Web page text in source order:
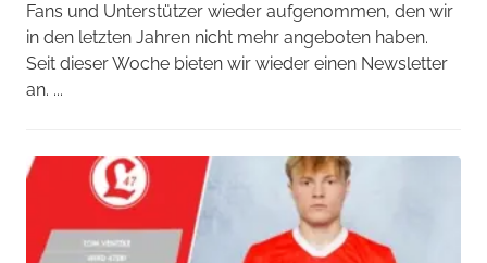
Fans und Unterstützer wieder aufgenommen, den wir
in den letzten Jahren nicht mehr angeboten haben.
Seit dieser Woche bieten wir wieder einen Newsletter
an. ...